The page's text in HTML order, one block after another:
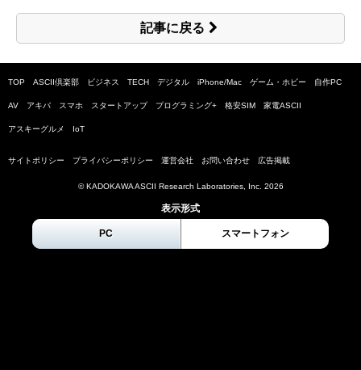
記事に戻る
TOP ASCII倶楽部 ビジネス TECH デジタル iPhone/Mac ゲーム・ホビー 自作PC
AV アキバ スマホ スタートアップ プログラミング+ 格安SIM 家電ASCII
アスキーグルメ IoT
サイトポリシー プライバシーポリシー 運営会社 お問い合わせ 広告掲載
© KADOKAWA ASCII Research Laboratories, Inc. 2026
表示形式
PC スマートフォン